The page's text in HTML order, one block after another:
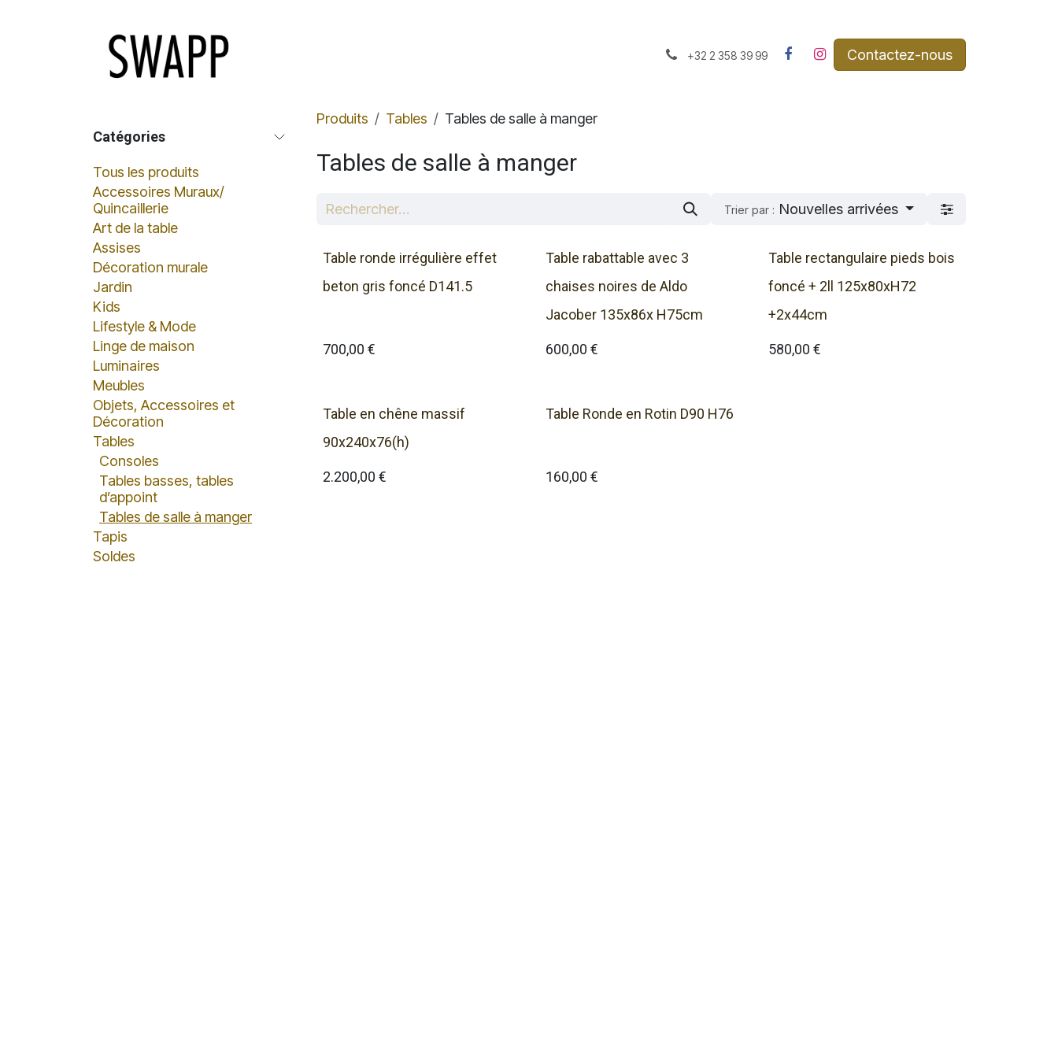
+32 2 358 39 99 Contactez-nous​
Catégories
Tous les produits
Accessoires Muraux/
Quincaillerie
Art de la table
Assises
Décoration murale
Jardin
Kids
Lifestyle & Mode
Linge de maison
Luminaires
Meubles
Objets, Accessoires et
Décoration
Tables
Consoles
Tables basses, tables
d’appoint
Tables de salle à manger
Tapis
Soldes
Produits Tables Tables de salle à manger
Tables de salle à manger
Trier par : Nouvelles arrivées
Table ronde irrégulière effet
beton gris foncé D141.5
700,00 €
Table rabattable avec 3
chaises noires de Aldo
Jacober 135x86x H75cm
600,00 €
Table rectangulaire pieds bois
foncé + 2ll 125x80xH72
+2x44cm
580,00 €
Table en chêne massif
90x240x76(h)
2.200,00 €
Table Ronde en Rotin D90 H76
160,00 €